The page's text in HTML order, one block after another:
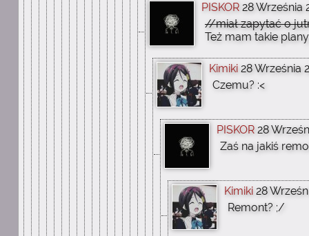
PISKOR 28 Września
//miał zapytać o
Też mam takie
Kimiki 28 Września
Czemu? :<
PISKOR 28
Zaś na jakiś
Kimiki 28
Remont? ;/